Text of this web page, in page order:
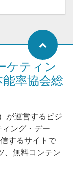
ケティン
率協会総
が運営するビジ
ング・デー
するサイトで
、無料コンテン